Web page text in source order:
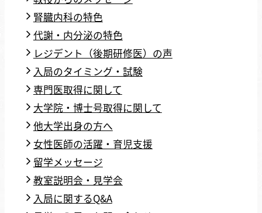
腎臓内科の特色
代謝・内分泌の特色
レジデント（後期研修医）の声
入局のタイミング・試験
専門医取得に関して
大学院・博士号取得に関して
他大学出身の方へ
女性医師の活躍・育児支援
留学メッセージ
教室説明会・見学会
入局に関するQ&A